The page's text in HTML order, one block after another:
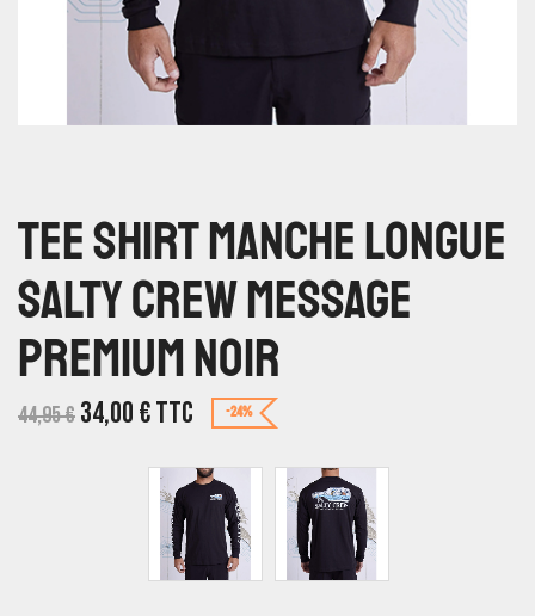
Tee Shirt Manche Longue
Salty Crew Message
Premium Noir
44,95€ 34,00€TTC -24%